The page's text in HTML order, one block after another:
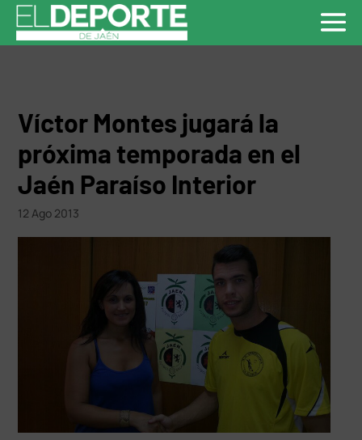
Víctor Montes jugará la
próxima temporada en el
Jaén Paraíso Interior
12 Ago 2013